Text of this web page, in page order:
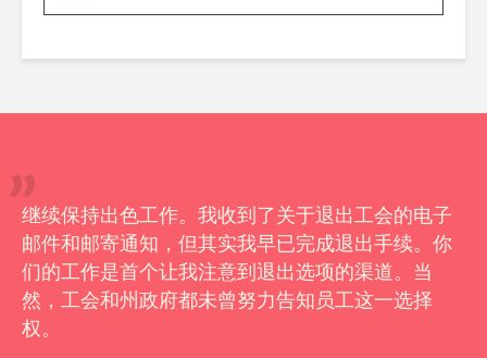
继续保持出色工作。我收到了关于退出工会的电子
邮件和邮寄通知，但其实我早已完成退出手续。你
们的工作是首个让我注意到退出选项的渠道。当
然，工会和州政府都未曾努力告知员工这一选择
权。